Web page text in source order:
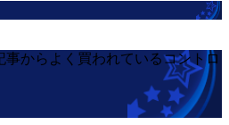
事からよく買われているコントロ